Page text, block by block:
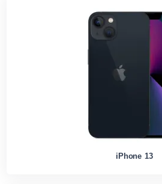
iPhone 13